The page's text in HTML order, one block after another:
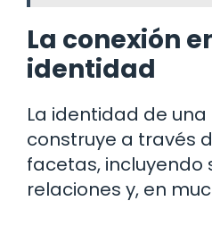
La conexión
identidad
La identidad de
construye a través
facetas, incluyendo
relaciones y, en